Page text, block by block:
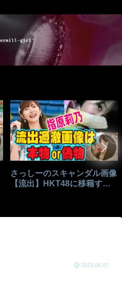
さっしーのスキャンダル画像
【流出】HKT48に移籍する
2023.06.07